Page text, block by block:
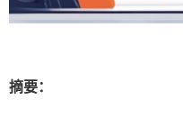
摘要：